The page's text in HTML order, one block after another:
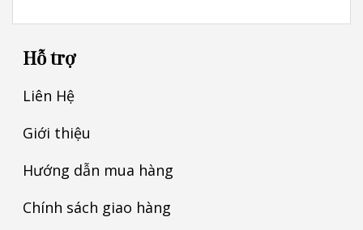
Hỗ trợ
Liên Hệ
Giới thiệu
Hướng dẫn mua hàng
Chính sách giao hàng